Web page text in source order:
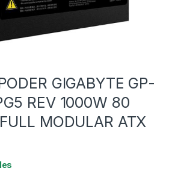
GIGABYTE GP-
REV 1000W 80
MODULAR ATX